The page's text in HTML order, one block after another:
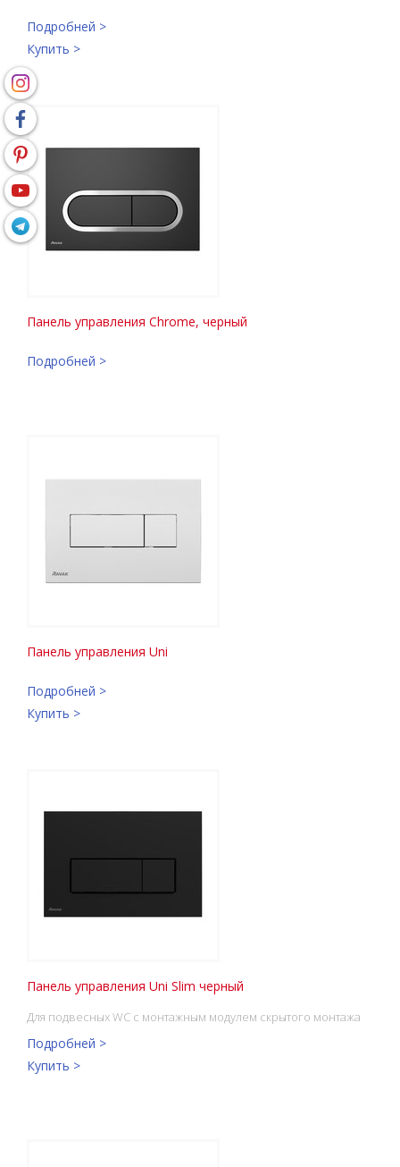
Подробней >
Купить >
Панель управления Chrome, черный
Подробней >
Панель управления Uni
Подробней >
Купить >
Панель управления Uni Slim черный
Для подвесных WC с монтажным модулем скрытого монтажа
Подробней >
Купить >